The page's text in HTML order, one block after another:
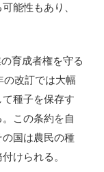
能性もあり、
育成者権を守る
の改訂では大幅
種子を保存す
この条約を自
国は農民の種
けられる。